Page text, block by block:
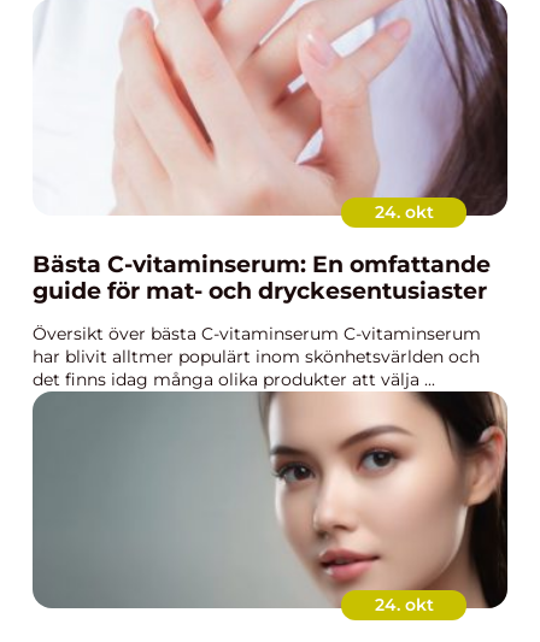
24. okt
Bästa C-vitaminserum: En omfattande
guide för mat- och dryckesentusiaster
Översikt över bästa C-vitaminserum C-vitaminserum
har blivit alltmer populärt inom skönhetsvärlden och
det finns idag många olika produkter att välja ...
24. okt